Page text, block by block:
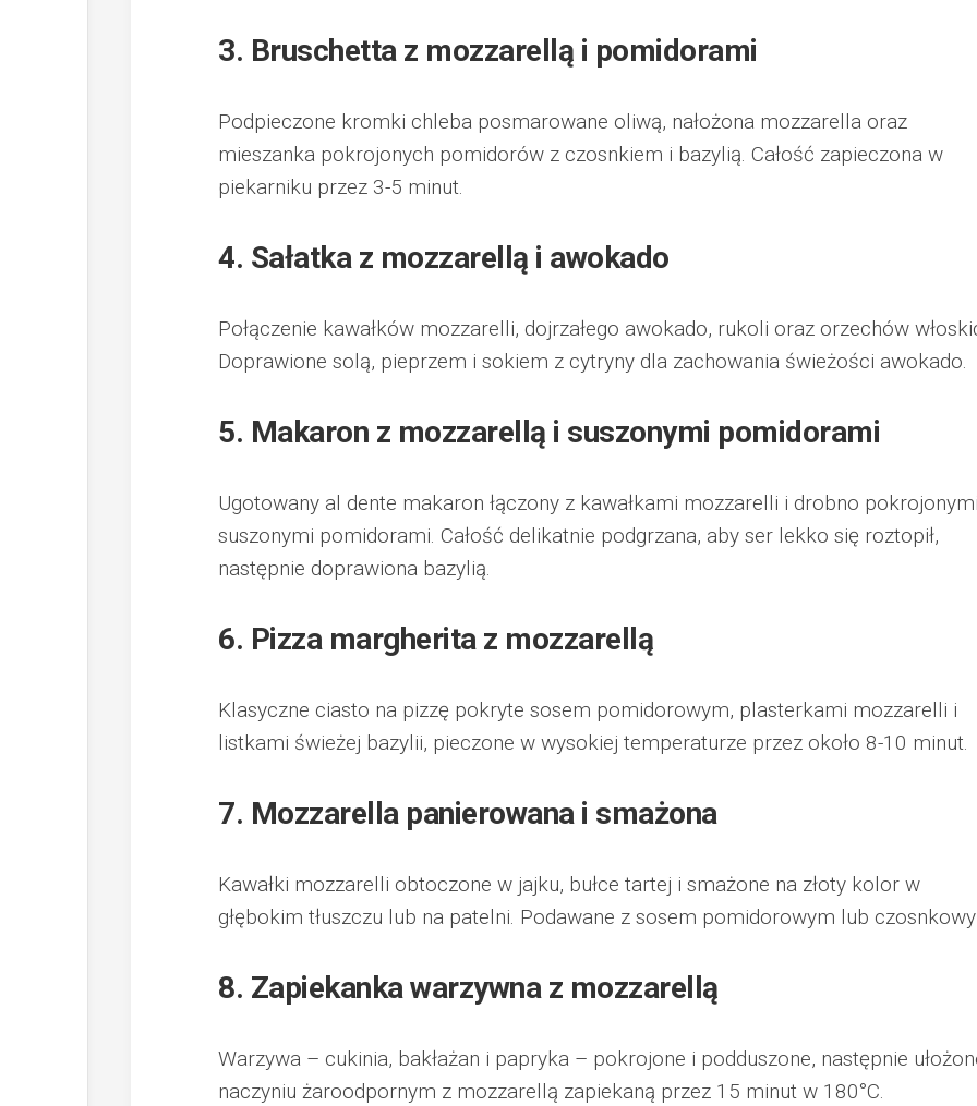
3. Bruschetta z mozzarellą i pomidorami
Podpieczone kromki chleba posmarowane oliwą, nałożona mozzarella oraz
mieszanka pokrojonych pomidorów z czosnkiem i bazylią. Całość zapieczona w
piekarniku przez 3-5 minut.
4. Sałatka z mozzarellą i awokado
Połączenie kawałków mozzarelli, dojrzałego awokado, rukoli oraz orzechów
Doprawione solą, pieprzem i sokiem z cytryny dla zachowania świeżości awokado.
5. Makaron z mozzarellą i suszonymi pomidorami
Ugotowany al dente makaron łączony z kawałkami mozzarelli i drobno
suszonymi pomidorami. Całość delikatnie podgrzana, aby ser lekko się roztopił,
następnie doprawiona bazylią.
6. Pizza margherita z mozzarellą
Klasyczne ciasto na pizzę pokryte sosem pomidorowym, plasterkami mozzarelli i
listkami świeżej bazylii, pieczone w wysokiej temperaturze przez około 8-10 minut.
7. Mozzarella panierowana i smażona
Kawałki mozzarelli obtoczone w jajku, bułce tartej i smażone na złoty kolor w
głębokim tłuszczu lub na patelni. Podawane z sosem pomidorowym lub
8. Zapiekanka warzywna z mozzarellą
Warzywa – cukinia, bakłażan i papryka – pokrojone i podduszone, następnie
naczyniu żaroodpornym z mozzarellą zapiekaną przez 15 minut w 180°C.